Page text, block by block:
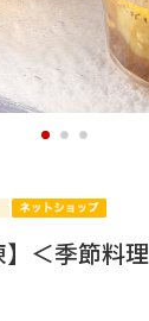
1 2 3
】＜季節料